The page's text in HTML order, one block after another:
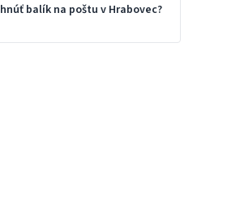
balík na poštu v Hrabovec?